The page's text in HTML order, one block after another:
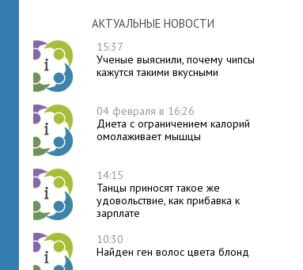
АКТУАЛЬНЫЕ НОВОСТИ
15:37
Ученые выяснили, почему чипсы
кажутся такими вкусными
04 февраля в 16:26
Диета с ограничением калорий
омолаживает мышцы
14:15
Танцы приносят такое же
удовольствие, как прибавка к
зарплате
10:30
Найден ген волос цвета блонд